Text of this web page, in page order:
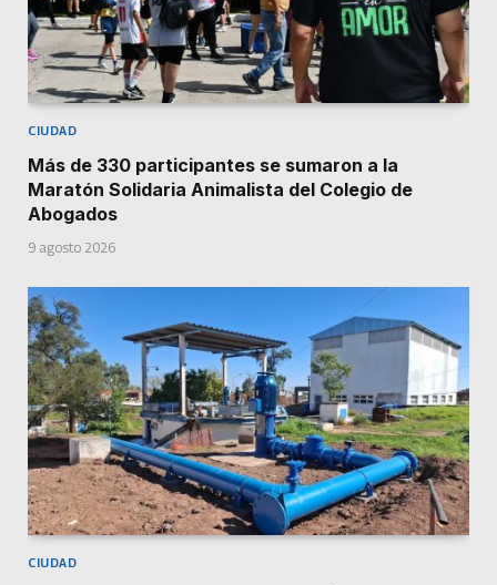
CIUDAD
Más de 330 participantes se sumaron a la
Maratón Solidaria Animalista del Colegio de
Abogados
9 agosto 2026
CIUDAD